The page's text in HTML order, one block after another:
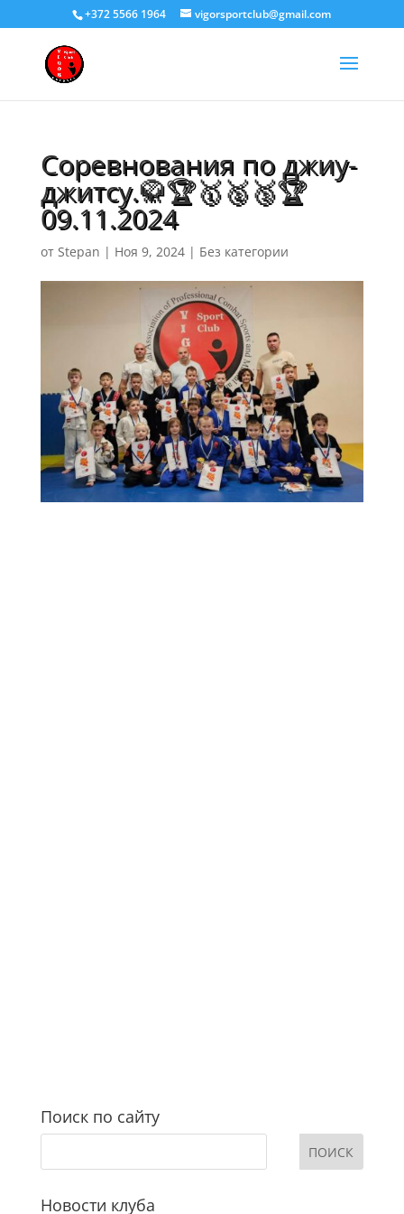
+372 5566 1964 vigorsportclub@gmail.com
Соревнования по джиу-
джитсу.🥋🏆🥇🥈🥉🏆
09.11.2024
от Stepan | Ноя 9, 2024| Без категории
Поиск по сайту
Новости клуба